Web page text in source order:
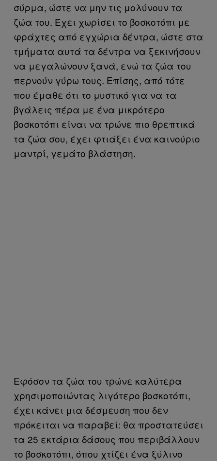
σύρμα, ώστε να μην τις μολύνουν τα
ζώα του. Έχει χωρίσει το βοσκοτόπι με
φράχτες από εγχώρια δέντρα, ώστε στα
τμήματα αυτά τα δέντρα να ξεκινήσουν
να μεγαλώνουν ξανά, ενώ τα ζώα του
περνούν γύρω τους. Επίσης, από τότε
που έμαθε ότι το μυστικό για να τα
βγάλεις πέρα με ένα μικρότερο
βοσκοτόπι είναι να τρώνε πιο θρεπτικά
τα ζώα σου, έχει φτιάξει ένα καινούριο
μαντρί, γεμάτο βλάστηση.
Εφόσον τα ζώα του τρώνε καλύτερα
χρησιμοποιώντας λιγότερο βοσκοτόπι,
έχει κάνει μια δέσμευση που δεν
πρόκειται να παραβεί: θα προστατεύσει
τα 25 εκτάρια δάσους που περιβάλλουν
το βοσκοτόπι, όπου χτίζει ένα ξύλινο